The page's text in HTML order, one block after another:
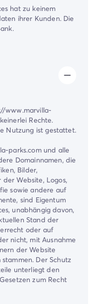
hat zu keinem
ihrer Kunden. Die
www.marvilla-
Rechte.
Nutzung ist gestattet.
parks.com und alle
Domainnamen, die
Bilder,
Website, Logos,
sowie andere auf
sind Eigentum
unabhängig davon,
Stand der
oder auf
nicht, mit Ausnahme
der Website
Der Schutz
unterliegt den
zum Recht